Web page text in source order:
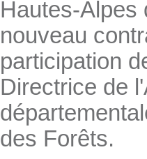
Hautes-Alpes
nouveau
participation
Directrice de
des Forêts.